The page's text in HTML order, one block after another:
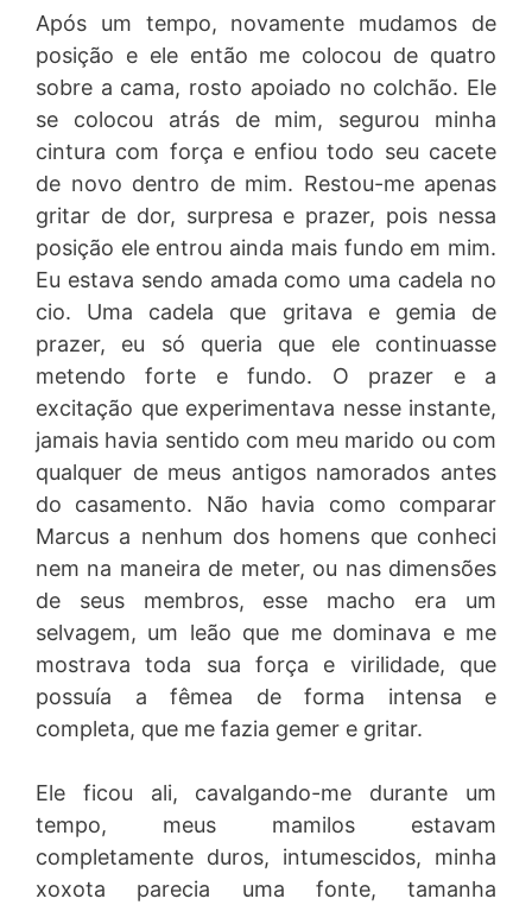
Após um tempo, novamente mudamos de
posição e ele então me colocou de quatro
sobre a cama, rosto apoiado no colchão. Ele
se colocou atrás de mim, segurou minha
cintura com força e enfiou todo seu cacete
de novo dentro de mim. Restou-me apenas
gritar de dor, surpresa e prazer, pois nessa
posição ele entrou ainda mais fundo em mim.
Eu estava sendo amada como uma cadela no
cio. Uma cadela que gritava e gemia de
prazer, eu só queria que ele continuasse
metendo forte e fundo. O prazer e a
excitação que experimentava nesse instante,
jamais havia sentido com meu marido ou com
qualquer de meus antigos namorados antes
do casamento. Não havia como comparar
Marcus a nenhum dos homens que conheci
nem na maneira de meter, ou nas dimensões
de seus membros, esse macho era um
selvagem, um leão que me dominava e me
mostrava toda sua força e virilidade, que
possuía a fêmea de forma intensa e
completa, que me fazia gemer e gritar.
Ele ficou ali, cavalgando-me durante um
tempo, meus mamilos estavam
completamente duros, intumescidos, minha
xoxota parecia uma fonte, tamanha